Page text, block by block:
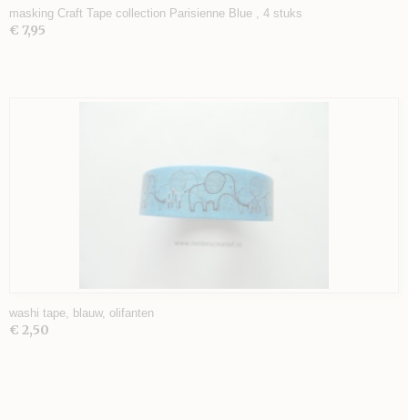
masking Craft Tape collection Parisienne Blue , 4 stuks
€ 7,95
washi tape, blauw, olifanten
€ 2,50